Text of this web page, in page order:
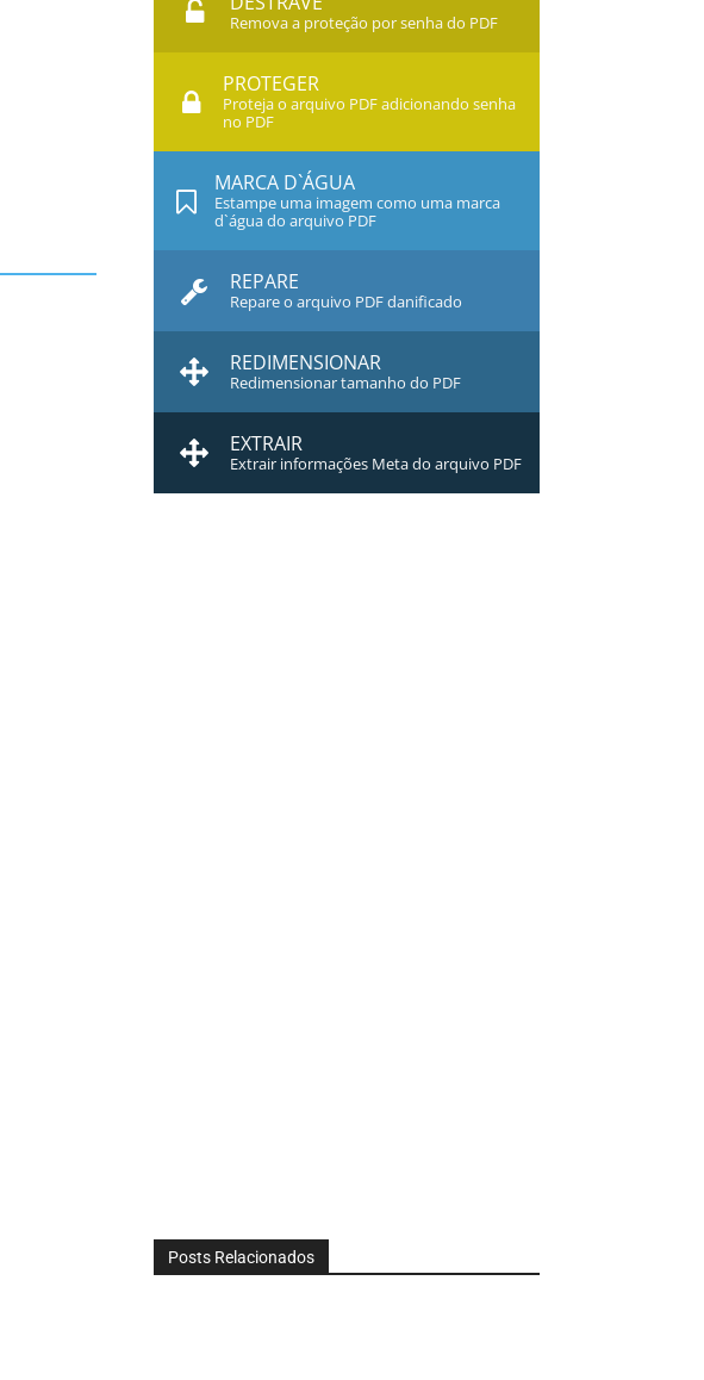
Remova a proteção por senha do PDF
PROTEGER
Proteja o arquivo PDF adicionando senha
no PDF
MARCA D`ÁGUA
Estampe uma imagem como uma marca
d`água do arquivo PDF
REPARE
Repare o arquivo PDF danificado
REDIMENSIONAR
Redimensionar tamanho do PDF
EXTRAIR
Extrair informações Meta do arquivo PDF
Posts Relacionados